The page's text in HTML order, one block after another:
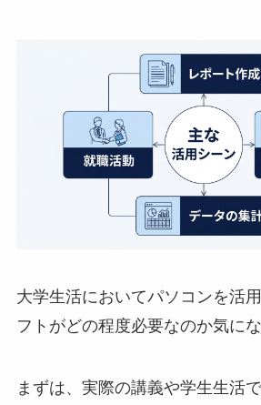
大学生活においてパソコンを活
フトがどの程度必要なのか気にな
まずは、実際の講義や学生生活